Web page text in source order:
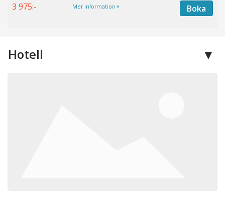
3 975:- Boka
Mer information
Hotell